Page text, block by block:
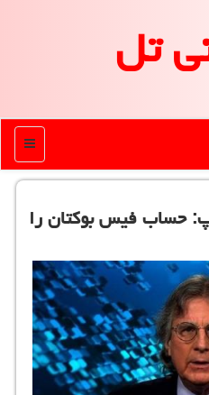
تل
منو
فیس بوكتان را